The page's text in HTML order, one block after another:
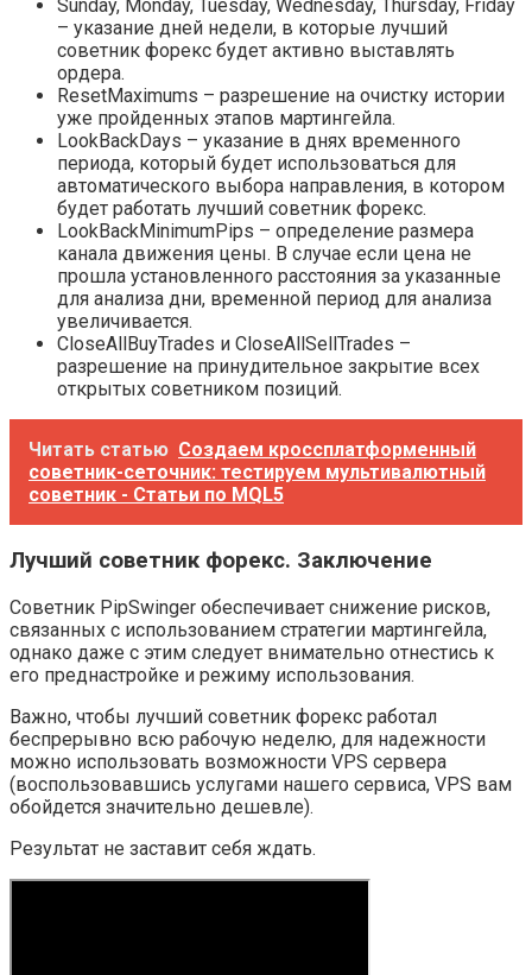
Sunday, Monday, Tuesday, Wednesday, Thursday, Friday
– указание дней недели, в которые лучший
советник форекс будет активно выставлять
ордера.
ResetMaximums – разрешение на очистку истории
уже пройденных этапов мартингейла.
LookBackDays – указание в днях временного
периода, который будет использоваться для
автоматического выбора направления, в котором
будет работать лучший советник форекс.
LookBackMinimumPips – определение размера
канала движения цены. В случае если цена не
прошла установленного расстояния за указанные
для анализа дни, временной период для анализа
увеличивается.
CloseAllBuyTrades и CloseAllSellTrades –
разрешение на принудительное закрытие всех
открытых советником позиций.
Читать статью Создаем кроссплатформенный
советник-сеточник: тестируем мультивалютный
советник - Статьи по MQL5
Лучший советник форекс. Заключение
Советник PipSwinger обеспечивает снижение рисков,
связанных с использованием стратегии мартингейла,
однако даже с этим следует внимательно отнестись к
его преднастройке и режиму использования.
Важно, чтобы лучший советник форекс работал
беспрерывно всю рабочую неделю, для надежности
можно использовать возможности VPS сервера
(воспользовавшись услугами нашего сервиса, VPS вам
обойдется значительно дешевле).
Результат не заставит себя ждать.